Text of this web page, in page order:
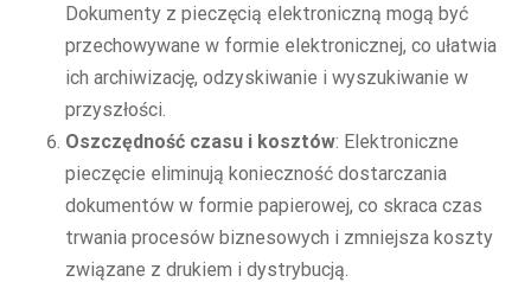
Dokumenty z pieczęcią elektroniczną mogą być
przechowywane w formie elektronicznej, co ułatwia
ich archiwizację, odzyskiwanie i wyszukiwanie w
przyszłości.
Oszczędność czasu i kosztów: Elektroniczne
pieczęcie eliminują konieczność dostarczania
dokumentów w formie papierowej, co skraca czas
trwania procesów biznesowych i zmniejsza koszty
związane z drukiem i dystrybucją.